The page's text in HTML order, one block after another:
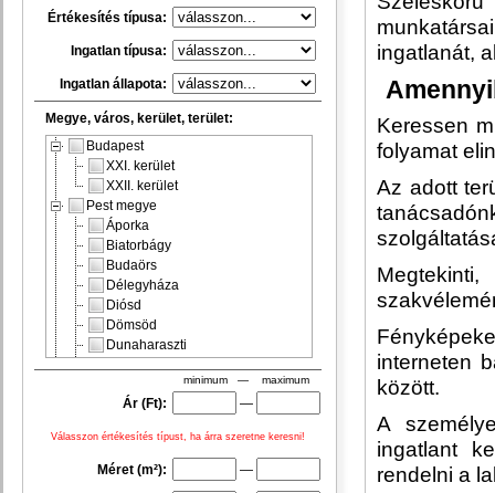
ingatlanát,
Keressen
folyamat
Az adott
interneten
között.
A
ingatlant
rendelni a
Értékesítés típusa:
Ingatlan típusa:
Ingatlan állapota:
Megye, város, kerület, terület:
Budapest
XXI. kerület
XXII. kerület
Pest megye
Áporka
Biatorbágy
Budaörs
Délegyháza
Diósd
Dömsöd
Dunaharaszti
Gyál
Kiskunlacháza
Majosháza
Monorierdő
minimum — maximum
Ár (Ft): —
Válasszon értékesítés típust, ha árra szeretne keresni!
Méret (m²): —